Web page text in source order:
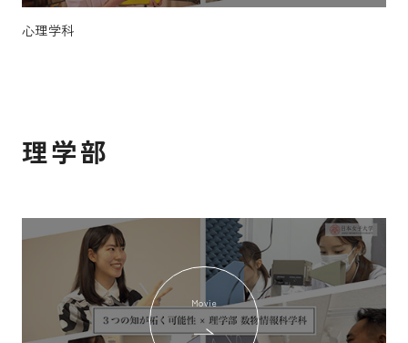
心理学科
理学部
Movie